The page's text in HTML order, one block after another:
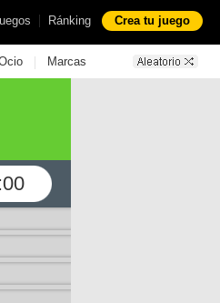
| Ránking Crea tu juego
| Marcas